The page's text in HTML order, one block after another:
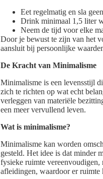
Eet regelmatig en sla
Drink minimaal 1,5 liter
Neem de tijd voor elke
Door je bewust te zijn van het
aansluit bij persoonlijke
De Kracht van Minimalisme
Minimalisme is een levensstijl
zich te richten op wat echt
verleggen van materiële
een meer vervullend leven.
Wat is minimalisme?
Minimalisme kan worden
gesteld. Het idee is dat minder
fysieke ruimte
afleidingen, waardoor er